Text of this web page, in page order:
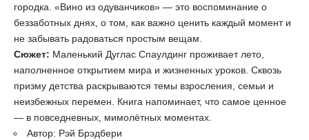
городка. «Вино из одуванчиков» — это воспоминание о
беззаботных днях, о том, как важно ценить каждый момент и
не забывать радоваться простым вещам.
Сюжет: Маленький Дуглас Спаулдинг проживает лето,
наполненное открытием мира и жизненных уроков. Сквозь
призму детства раскрываются темы взросления, семьи и
неизбежных перемен. Книга напоминает, что самое ценное
— в повседневных, мимолётных моментах.
Автор: Рэй Брэдбери